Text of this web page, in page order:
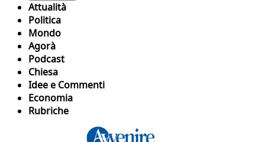
Attualità
Politica
Mondo
Agorà
Podcast
Chiesa
Idee e Commenti
Economia
Rubriche